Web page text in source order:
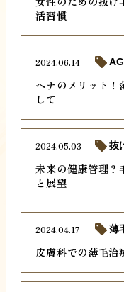
活習慣
ヘナのメリット！
して
2024.06.14
未来の健康管理？
と展望
2024.05.03 抜
皮膚科での薄毛
2024.04.17 薄